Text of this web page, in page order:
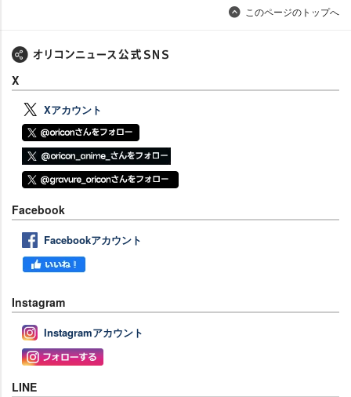
このページのトップへ
X
Xアカウント
Facebook
Facebookアカウント
Instagram
Instagramアカウント
LINE